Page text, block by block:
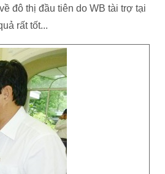
đô thị đầu tiên do WB tài trợ tại
rất tốt...